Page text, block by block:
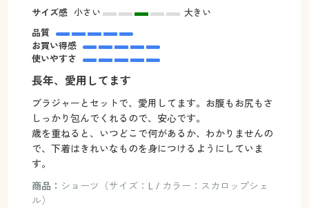
サイズ感 小さい
大きい
品質
お買い得感
使いやすさ
長年、愛用してます
ブラジャーとセットで、愛用してます。お腹もお尻もさ
しっかり包んでくれるので、安心です。
歳を重ねると、いつどこで何があるか、わかりませんの
で、下着はきれいなものを身につけるようにしていま
す。
商品： ショーツ（サイズ：L / カラー：スカロップシェ
ル）